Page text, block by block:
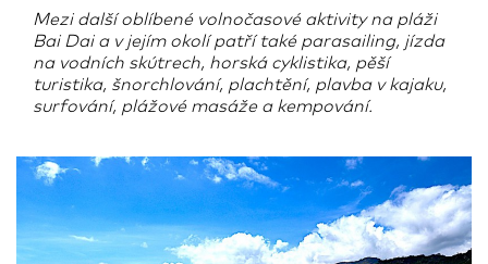
Mezi další oblíbené volnočasové aktivity na pláži
Bai Dai a v jejím okolí patří také parasailing, jízda
na vodních skútrech, horská cyklistika, pěší
turistika, šnorchlování, plachtění, plavba v kajaku,
surfování, plážové masáže a kempování.